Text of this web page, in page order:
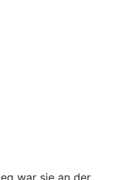
war sie an der